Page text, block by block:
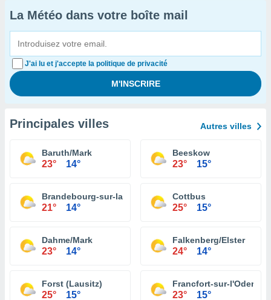
La Météo dans votre boîte mail
J'ai lu et j'accepte la politique de privacité
Principales villes Autres villes
Baruth/Mark
23° 14°
Beeskow
23° 15°
Brandebourg-sur-la-Havel
21° 14°
Cottbus
25° 15°
Dahme/Mark
23° 14°
Falkenberg/Elster
24° 14°
Forst (Lausitz)
25° 15°
Francfort-sur-l'Oder
23° 15°